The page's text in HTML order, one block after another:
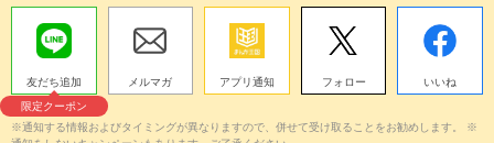
友だち追加
限定クーポン
メルマガ アプリ通知 フォロー いいね
※通知する情報およびタイミングが異なりますので、併せて受け取ることをお勧めします。 ※